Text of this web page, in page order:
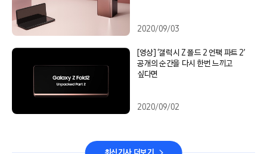
2020/09/03
[영상] ‘갤럭시 Z 폴드 2 언팩 파트 2’
공개의 순간을 다시 한번 느끼고
싶다면
2020/09/02